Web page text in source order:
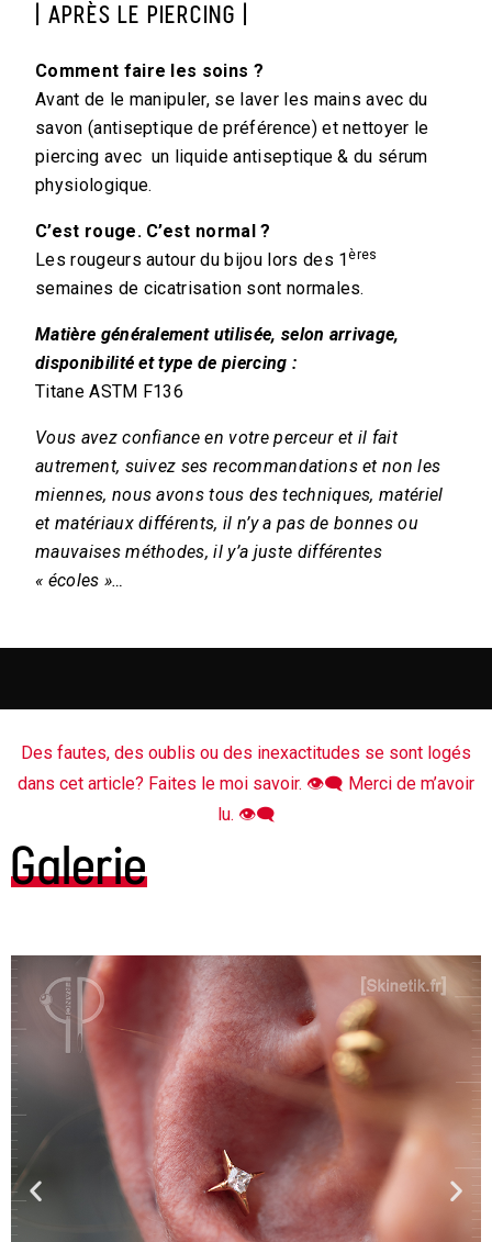
| APRÈS LE PIERCING |
Comment faire les soins ?
Avant de le manipuler, se laver les mains avec du
savon (antiseptique de préférence) et nettoyer le
piercing avec un liquide antiseptique & du sérum
physiologique.
C’est rouge. C’est normal ?
Les rougeurs autour du bijou lors des 1ères
semaines de cicatrisation sont normales.
Matière généralement utilisée, selon arrivage,
disponibilité et type de piercing :
Titane ASTM F136
Vous avez confiance en votre perceur et il fait
autrement, suivez ses recommandations et non les
miennes, nous avons tous des techniques, matériel
et matériaux différents, il n’y a pas de bonnes ou
mauvaises méthodes, il y’a juste différentes
« écoles »…
Des fautes, des oublis ou des inexactitudes se sont logés
dans cet article? Faites le moi savoir. 👁‍🗨 Merci de m’avoir
lu. 👁‍🗨
Galerie